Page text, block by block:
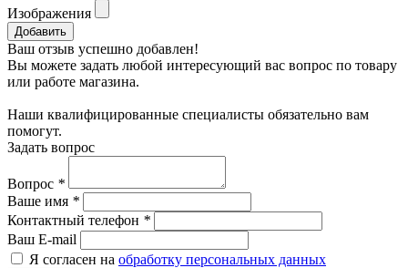
Изображения
Добавить
Ваш отзыв успешно добавлен!
Вы можете задать любой интересующий вас вопрос по товару
или работе магазина.
Наши квалифицированные специалисты обязательно вам
помогут.
Задать вопрос
Вопрос *
Ваше имя *
Контактный телефон *
Ваш E-mail
Я согласен на обработку персональных данных